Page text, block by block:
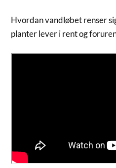
Hvordan vandløbet renser
planter lever i rent og